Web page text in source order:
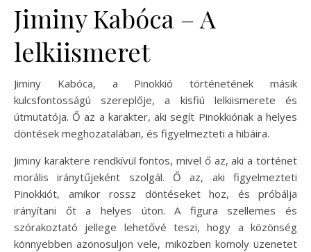
Jiminy Kabóca – A
lelkiismeret
Jiminy Kabóca, a Pinokkió történetének másik
kulcsfontosságú szereplője, a kisfiú lelkiismerete és
útmutatója. Ő az a karakter, aki segít Pinokkiónak a helyes
döntések meghozatalában, és figyelmezteti a hibáira.
Jiminy karaktere rendkívül fontos, mivel ő az, aki a történet
morális iránytűjeként szolgál. Ő az, aki figyelmezteti
Pinokkiót, amikor rossz döntéseket hoz, és próbálja
irányítani őt a helyes úton. A figura szellemes és
szórakoztató jellege lehetővé teszi, hogy a közönség
könnyebben azonosuljon vele, miközben komoly üzenetet